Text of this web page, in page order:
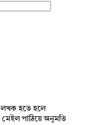
হতে হলে
পাঠিয়ে অনুমতি